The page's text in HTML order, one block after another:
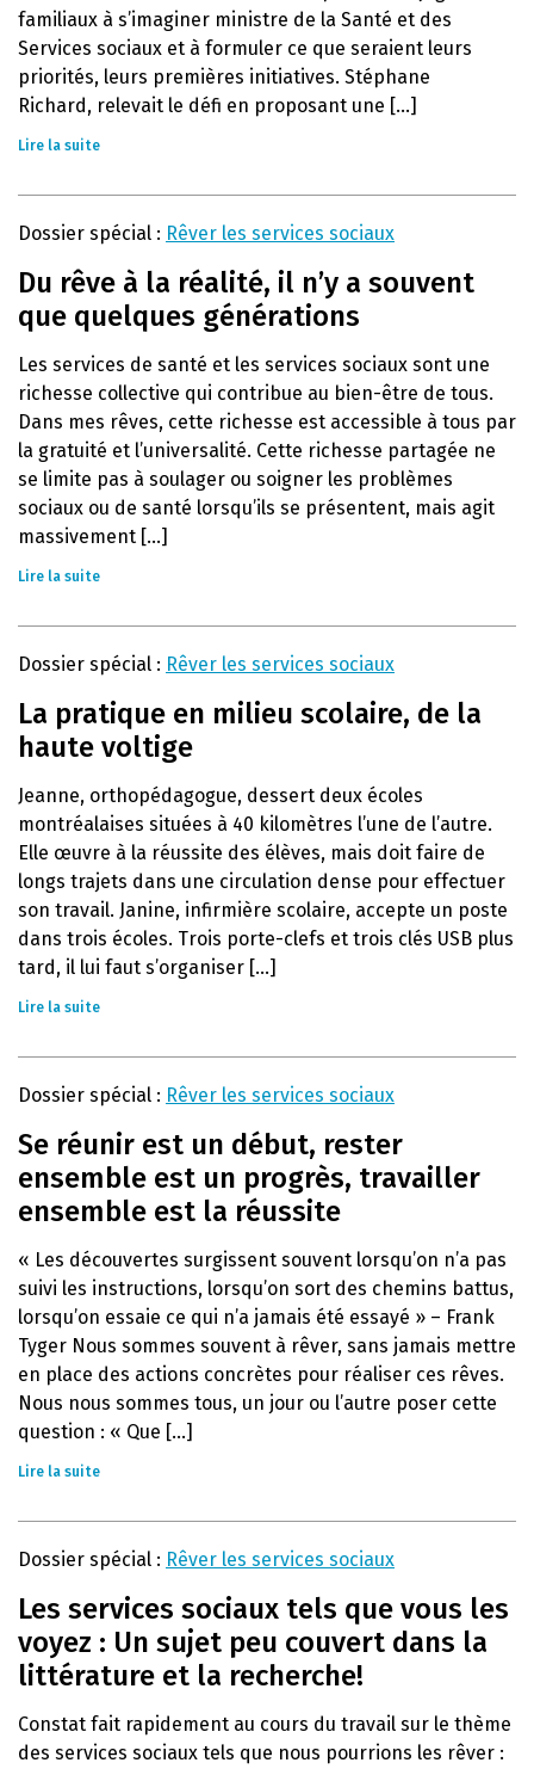
familiaux à s’imaginer ministre de la Santé et des
Services sociaux et à formuler ce que seraient leurs
priorités, leurs premières initiatives. Stéphane
Richard, relevait le défi en proposant une [...]
Lire la suite
Dossier spécial : Rêver les services sociaux
Du rêve à la réalité, il n’y a souvent
que quelques générations
Les services de santé et les services sociaux sont une
richesse collective qui contribue au bien-être de tous.
Dans mes rêves, cette richesse est accessible à tous par
la gratuité et l’universalité. Cette richesse partagée ne
se limite pas à soulager ou soigner les problèmes
sociaux ou de santé lorsqu’ils se présentent, mais agit
massivement [...]
Lire la suite
Dossier spécial : Rêver les services sociaux
La pratique en milieu scolaire, de la
haute voltige
Jeanne, orthopédagogue, dessert deux écoles
montréalaises situées à 40 kilomètres l’une de l’autre.
Elle œuvre à la réussite des élèves, mais doit faire de
longs trajets dans une circulation dense pour effectuer
son travail. Janine, infirmière scolaire, accepte un poste
dans trois écoles. Trois porte-clefs et trois clés USB plus
tard, il lui faut s’organiser [...]
Lire la suite
Dossier spécial : Rêver les services sociaux
Se réunir est un début, rester
ensemble est un progrès, travailler
ensemble est la réussite
« Les découvertes surgissent souvent lorsqu’on n’a pas
suivi les instructions, lorsqu’on sort des chemins battus,
lorsqu’on essaie ce qui n’a jamais été essayé » – Frank
Tyger Nous sommes souvent à rêver, sans jamais mettre
en place des actions concrètes pour réaliser ces rêves.
Nous nous sommes tous, un jour ou l’autre poser cette
question : « Que [...]
Lire la suite
Dossier spécial : Rêver les services sociaux
Les services sociaux tels que vous les
voyez : Un sujet peu couvert dans la
littérature et la recherche!
Constat fait rapidement au cours du travail sur le thème
des services sociaux tels que nous pourrions les rêver :